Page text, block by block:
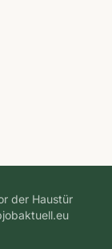
der Haustür
jobaktuell.eu